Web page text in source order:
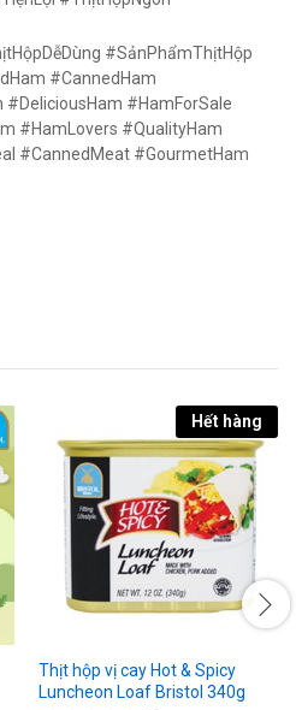
#SảnPhẩmThịtHộp
#CannedHam
#HamForSale
#HamLovers #QualityHam
#CannedMeat #GourmetHam
Hết hàng
Thịt hộp vị cay Hot & Spicy
Luncheon Loaf Bristol 340g